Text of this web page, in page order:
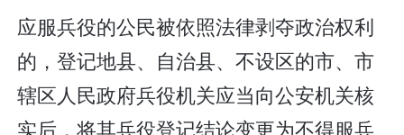
应服兵役的公民被依照法律剥夺政治权利
的，登记地县、自治县、不设区的市、市
辖区人民政府兵役机关应当向公安机关核
实后，将其兵役登记结论变更为不得服兵